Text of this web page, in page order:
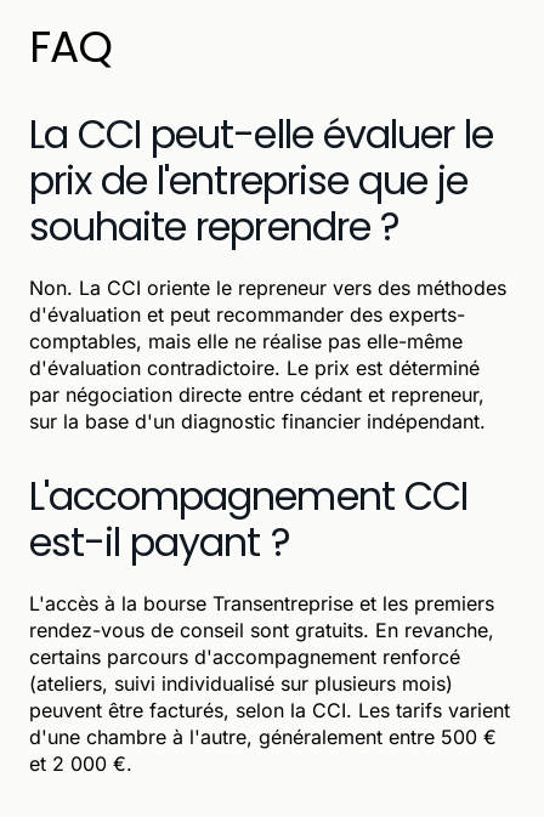
FAQ
La CCI peut-elle évaluer le
prix de l'entreprise que je
souhaite reprendre ?
Non. La CCI oriente le repreneur vers des méthodes
d'évaluation et peut recommander des experts-
comptables, mais elle ne réalise pas elle-même
d'évaluation contradictoire. Le prix est déterminé
par négociation directe entre cédant et repreneur,
sur la base d'un diagnostic financier indépendant.
L'accompagnement CCI
est-il payant ?
L'accès à la bourse Transentreprise et les premiers
rendez-vous de conseil sont gratuits. En revanche,
certains parcours d'accompagnement renforcé
(ateliers, suivi individualisé sur plusieurs mois)
peuvent être facturés, selon la CCI. Les tarifs varient
d'une chambre à l'autre, généralement entre 500 €
et 2 000 €.